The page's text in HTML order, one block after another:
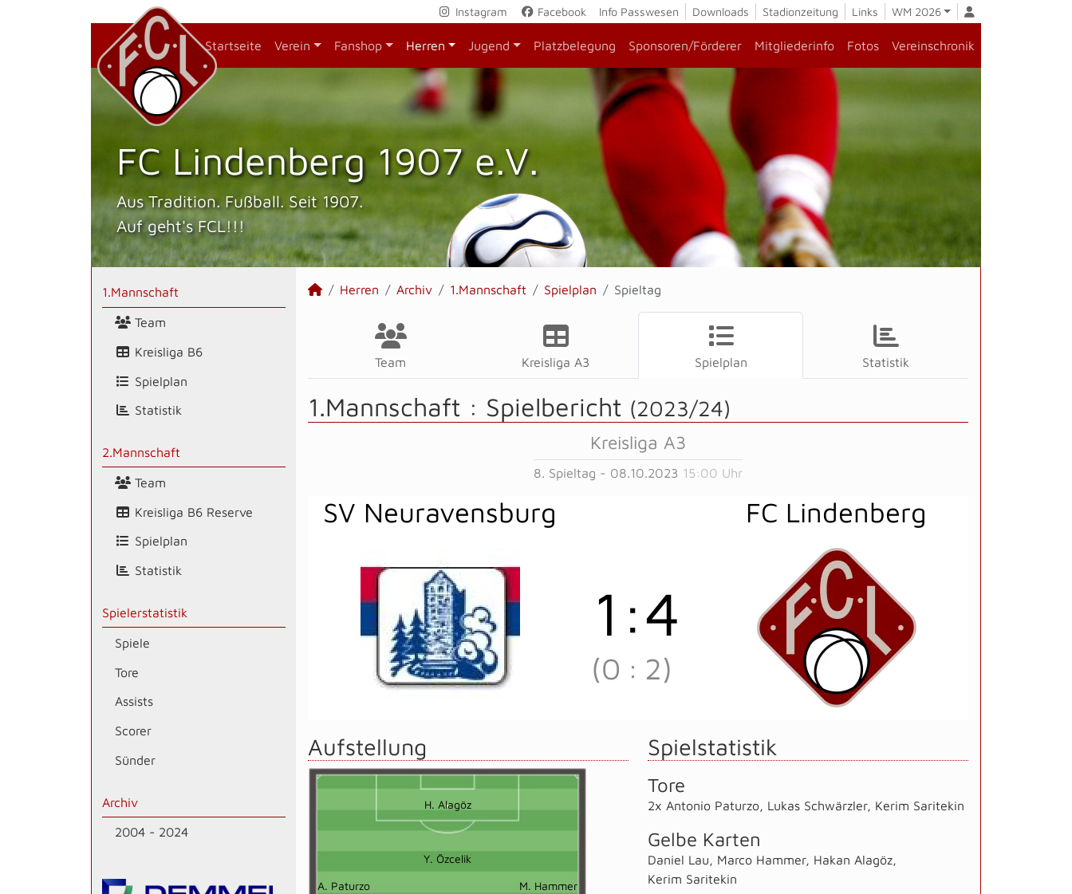
Instagram Facebook Info Passwesen Downloads Stadionzeitung Links WM 2026
Startseite Verein Fanshop Herren Jugend Platzbelegung Sponsoren/Förderer Mitgliederinfo Fotos Vereinschronik
FC Lindenberg 1907 e.V.
Aus Tradition. Fußball. Seit 1907.
Auf geht's FCL!!!
1.Mannschaft
Team
Kreisliga B6
Spielplan
Statistik
2.Mannschaft
Team
Kreisliga B6 Reserve
Spielplan
Statistik
Spielerstatistik
Spiele
Tore
Assists
Scorer
Sünder
Archiv
2004 - 2024
Herren Archiv 1.Mannschaft Spielplan Spieltag
Team Kreisliga A3 Spielplan Statistik
1.Mannschaft : Spielbericht (2023/24)
Kreisliga A3
8. Spieltag - 08.10.2023 15:00 Uhr
SV Neuravensburg FC Lindenberg
1 :4
(0 : 2)
Aufstellung
H. Alagöz
Y. Özcelik
A. Paturzo
M. Hammer
Spielstatistik
Tore
2x Antonio Paturzo Lukas Schwärzler, Kerim Saritekin
Gelbe Karten
Daniel Lau Marco Hammer, Hakan Alagöz
Kerim Saritekin